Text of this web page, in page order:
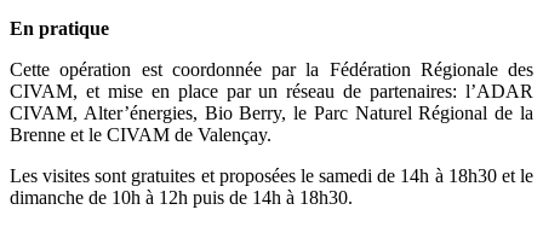
En pratique
Cette opération est coordonnée par la Fédération Régionale des
CIVAM, et mise en place par un réseau de partenaires: l’ADAR
CIVAM, Alter’énergies, Bio Berry, le Parc Naturel Régional de la
Brenne et le CIVAM de Valençay.
Les visites sont gratuites et proposées le samedi de 14h à 18h30 et le
dimanche de 10h à 12h puis de 14h à 18h30.